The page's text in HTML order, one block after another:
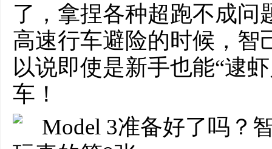
了，拿捏各种超跑不成问
高速行车避险的时候，智
以说即使是新手也能“逮
车！